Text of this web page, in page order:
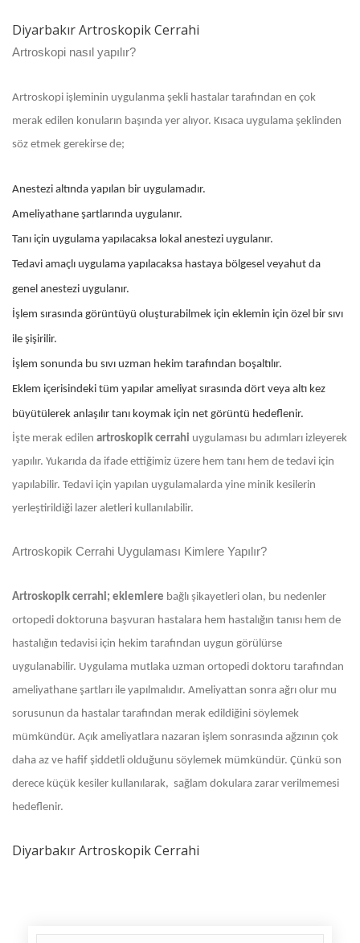
Diyarbakır Artroskopik Cerrahi
Artroskopi nasıl yapılır?
Artroskopi işleminin uygulanma şekli hastalar tarafından en çok
merak edilen konuların başında yer alıyor. Kısaca uygulama şeklinden
söz etmek gerekirse de;
Anestezi altında yapılan bir uygulamadır.
Ameliyathane şartlarında uygulanır.
Tanı için uygulama yapılacaksa lokal anestezi uygulanır.
Tedavi amaçlı uygulama yapılacaksa hastaya bölgesel veyahut da
genel anestezi uygulanır.
İşlem sırasında görüntüyü oluşturabilmek için eklemin için özel bir sıvı
ile şişirilir.
İşlem sonunda bu sıvı uzman hekim tarafından boşaltılır.
Eklem içerisindeki tüm yapılar ameliyat sırasında dört veya altı kez
büyütülerek anlaşılır tanı koymak için net görüntü hedeflenir.
İşte merak edilen artroskopik cerrahi uygulaması bu adımları izleyerek
yapılır. Yukarıda da ifade ettiğimiz üzere hem tanı hem de tedavi için
yapılabilir. Tedavi için yapılan uygulamalarda yine minik kesilerin
yerleştirildiği lazer aletleri kullanılabilir.
Artroskopik Cerrahi Uygulaması Kimlere Yapılır?
Artroskopik cerrahi; eklemlere bağlı şikayetleri olan, bu nedenler
ortopedi doktoruna başvuran hastalara hem hastalığın tanısı hem de
hastalığın tedavisi için hekim tarafından uygun görülürse
uygulanabilir. Uygulama mutlaka uzman ortopedi doktoru tarafından
ameliyathane şartları ile yapılmalıdır. Ameliyattan sonra ağrı olur mu
sorusunun da hastalar tarafından merak edildiğini söylemek
mümkündür. Açık ameliyatlara nazaran işlem sonrasında ağzının çok
daha az ve hafif şiddetli olduğunu söylemek mümkündür. Çünkü son
derece küçük kesiler kullanılarak, sağlam dokulara zarar verilmemesi
hedeflenir.
Diyarbakır Artroskopik Cerrahi